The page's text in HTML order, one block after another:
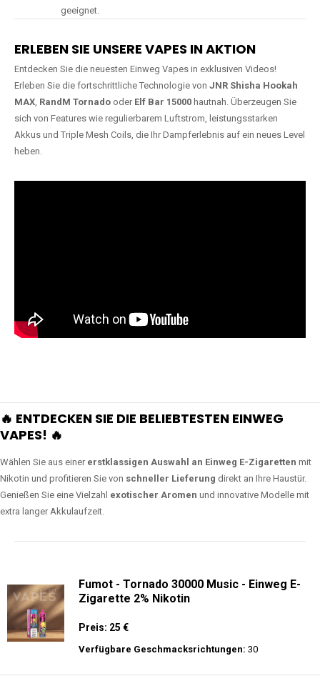
geeignet.
ERLEBEN SIE UNSERE VAPES IN AKTION
Entdecken Sie die neuesten Einweg Vapes in exklusiven Videos!
Erleben Sie die fortschrittliche Technologie von JNR Shisha Hookah
MAX, RandM Tornado oder Elf Bar 15000 hautnah. Überzeugen Sie
sich von Features wie regulierbarem Luftstrom, leistungsstarken
Akkus und Triple Mesh Coils, die Ihr Dampferlebnis auf ein neues Level
heben.
🔥 ENTDECKEN SIE DIE BELIEBTESTEN EINWEG
VAPES! 🔥
Wählen Sie aus einer erstklassigen Auswahl an Einweg E-Zigaretten mit
Nikotin und profitieren Sie von schneller Lieferung direkt an Ihre Haustür.
Genießen Sie eine Vielzahl exotischer Aromen und innovative Modelle mit
extra langer Akkulaufzeit.
Fumot - Tornado 30000 Music - Einweg E-
Zigarette 2% Nikotin
Preis: 25 €
Verfügbare Geschmacksrichtungen: 30